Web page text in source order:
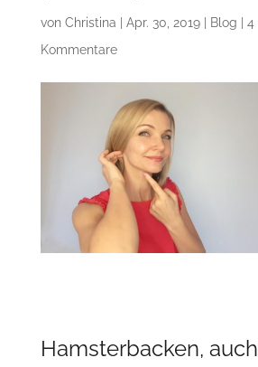
von Christina Apr. 30, 2019| Blog
4
Kommentare
Hamsterbacken, auch